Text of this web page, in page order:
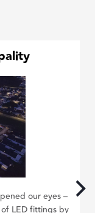
our eyes –
LED fittings by